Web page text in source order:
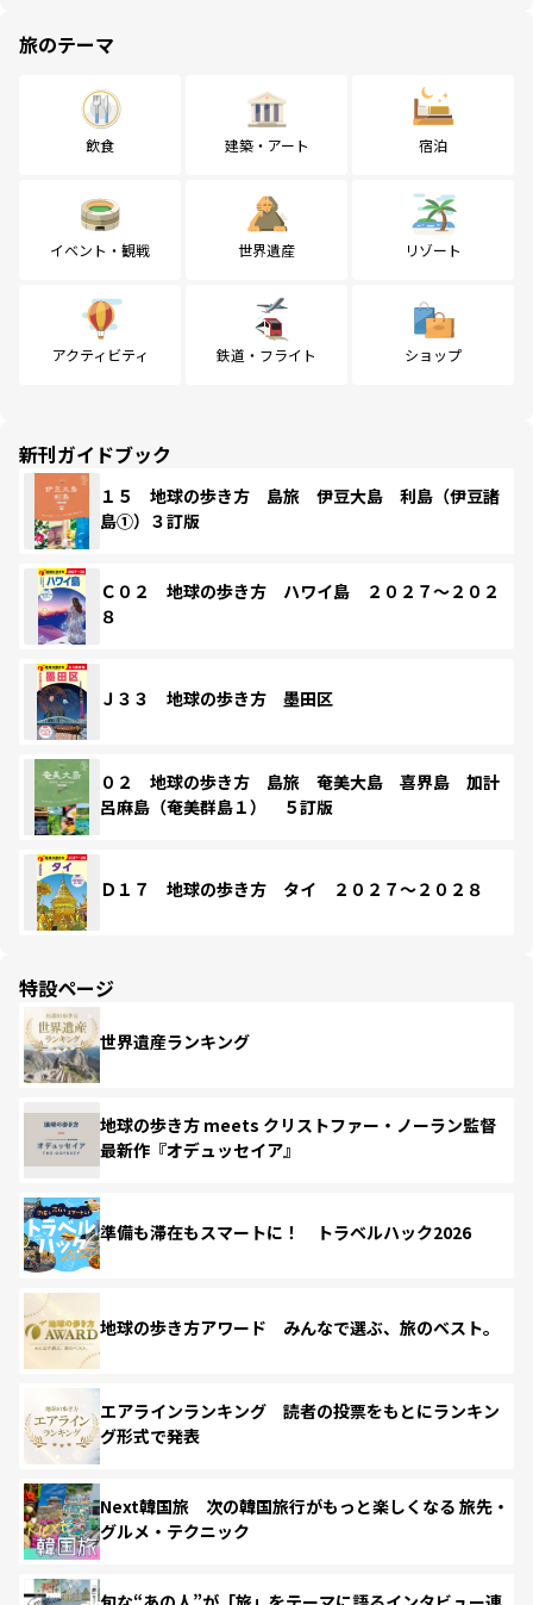
旅のテーマ
飲食 建築・アート 宿泊
イベント・観戦 世界遺産 リゾート
アクティビティ 鉄道・フライト ショップ
新刊ガイドブック
１５ 地球の歩き方 島旅 伊豆大島 利島（伊豆諸
島①）３訂版
Ｃ０２ 地球の歩き方 ハワイ島 ２０２７～２０２
８
Ｊ３３ 地球の歩き方 墨田区
０２ 地球の歩き方 島旅 奄美大島 喜界島 加計
呂麻島（奄美群島１） ５訂版
Ｄ１７ 地球の歩き方 タイ ２０２７～２０２８
特設ページ
世界遺産ランキング
地球の歩き方 meets クリストファー・ノーラン監督
最新作『オデュッセイア』
準備も滞在もスマートに！ トラベルハック2026
地球の歩き方アワード みんなで選ぶ、旅のベスト。
エアラインランキング 読者の投票をもとにランキン
グ形式で発表
Next韓国旅 次の韓国旅行がもっと楽しくなる 旅先・
グルメ・テクニック